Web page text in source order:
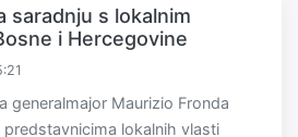
saradnju s lokalnim
i Hercegovine
generalmajor Maurizio Fronda
lokalnih vlasti